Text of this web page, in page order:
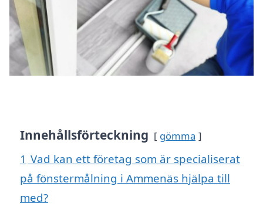
Innehållsförteckning gömma
1 Vad kan ett företag som är specialiserat
på fönstermålning i Ammenäs hjälpa till
med?